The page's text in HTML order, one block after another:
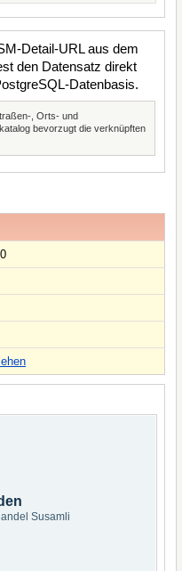
Detail-URL aus dem
den Datensatz direkt
Datenbasis.
, Orts- und
bevorzugt die verknüpften
Susamli